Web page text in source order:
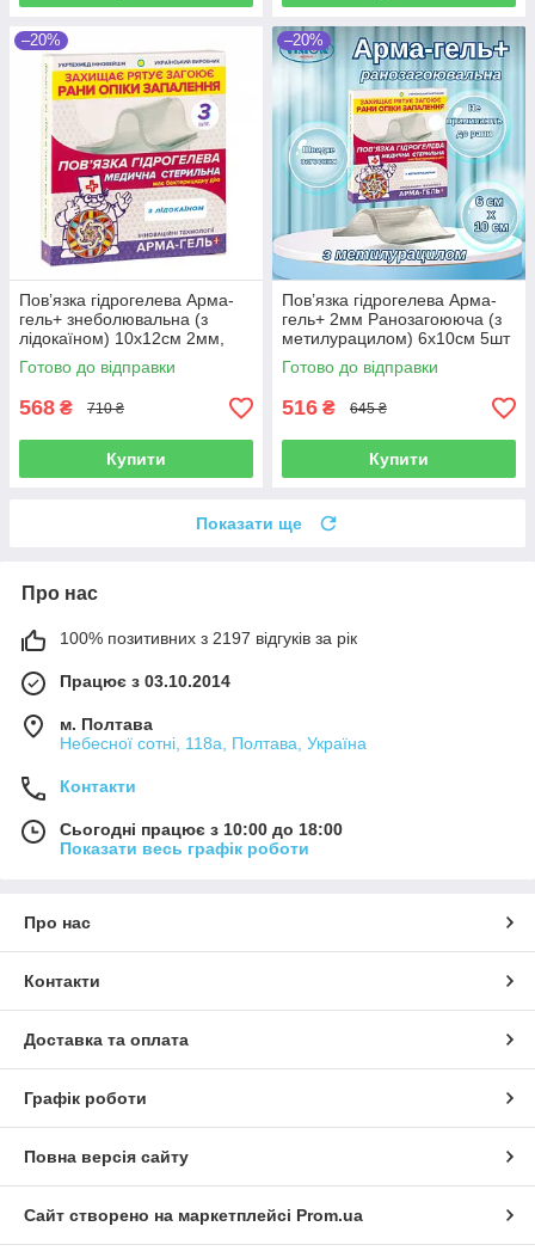
–20%
Пов’язка гідрогелева Арма-
гель+ знеболювальна (з
лідокаїном) 10х12см 2мм,
3шт в упаковці
Готово до відправки
568 ₴ 710 ₴
Купити
–20%
Пов’язка гідрогелева Арма-
гель+ 2мм Ранозагоююча (з
метилурацилом) 6х10см 5шт
Готово до відправки
516 ₴ 645 ₴
Купити
Показати ще
Про нас
100% позитивних з 2197 відгуків за рік
Працює з 03.10.2014
м. Полтава
Небесної сотні, 118а, Полтава, Україна
Контакти
Сьогодні працює з 10:00 до 18:00
Показати весь графік роботи
Про нас
Контакти
Доставка та оплата
Графік роботи
Повна версія сайту
Сайт створено на маркетплейсі Prom.ua